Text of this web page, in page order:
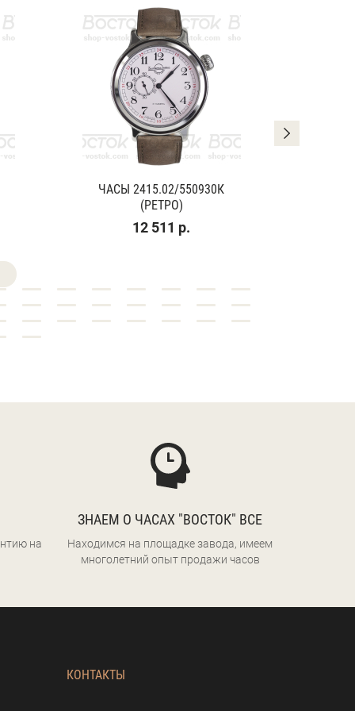
ЧАСЫ 2415.02/550930К
(РЕТРО)
12 511 р.
на
ЗНАЕМ О ЧАСАХ "ВОСТОК" ВСЕ
Находимся на площадке завода, имеем
многолетний опыт продажи часов
КОНТАКТЫ